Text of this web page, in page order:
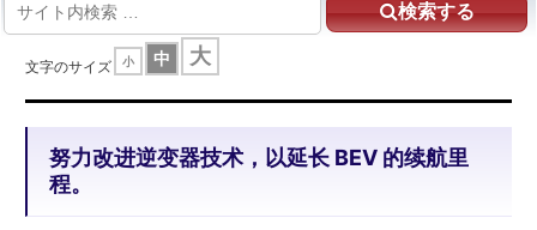
検索する
努力改进逆变器技术，以延长 BEV 的续航里程。
文字のサイズ
小 中 大
努力改进逆变器技术，以延长 BEV 的续航里
程。